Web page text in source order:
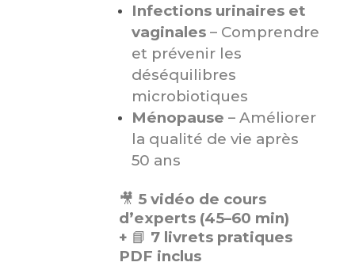
Infections urinaires et
vaginales– Comprendre
et prévenir les
déséquilibres
microbiotiques
Ménopause – Améliorer
la qualité de vie après
50 ans
🎥 5 vidéo de cours
d’experts (45–60 min)
+ 📘 7 livrets pratiques
PDF inclus